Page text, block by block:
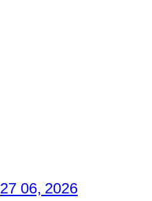
27 06, 2026